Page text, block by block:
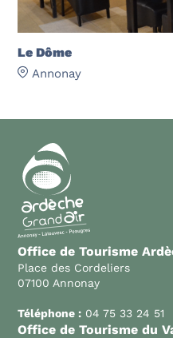
Le Dôme
Annonay
Office de Tourisme
Place des Cordeliers
07100 Annonay
Téléphone : 04 75 33 24 51
Office de Tourisme du